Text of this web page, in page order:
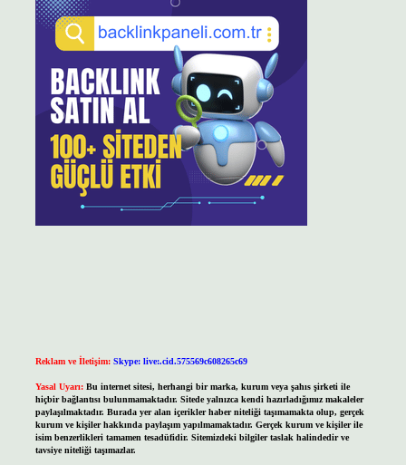
Reklam ve İletişim: Skype: live:.cid.575569c608265c69
Yasal Uyarı: Bu internet sitesi, herhangi bir marka, kurum veya şahıs şirketi ile
hiçbir bağlantısı bulunmamaktadır. Sitede yalnızca kendi hazırladığımız makaleler
paylaşılmaktadır. Burada yer alan içerikler haber niteliği taşımamakta olup, gerçek
kurum ve kişiler hakkında paylaşım yapılmamaktadır. Gerçek kurum ve kişiler ile
isim benzerlikleri tamamen tesadüfidir. Sitemizdeki bilgiler taslak halindedir ve
tavsiye niteliği taşımazlar.